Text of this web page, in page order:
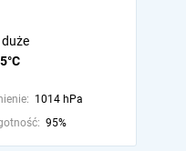
1014 hPa
95%